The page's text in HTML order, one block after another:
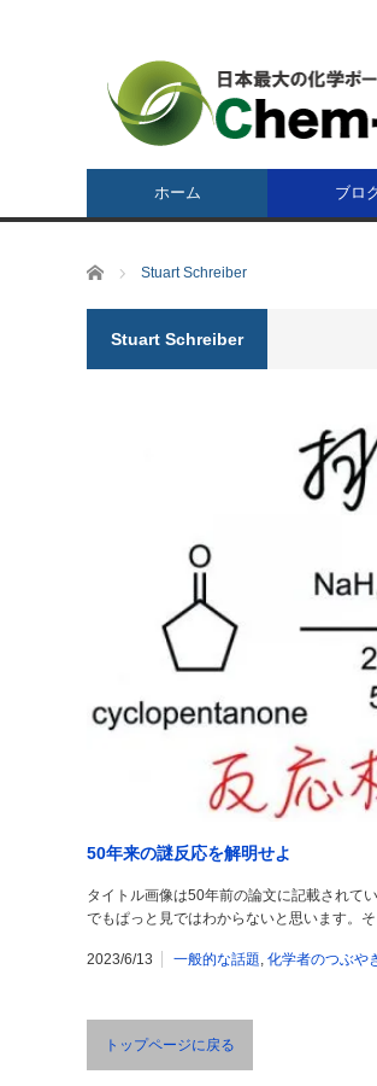
ホーム ブロ
ホーム Stuart Schreiber
Stuart Schreiber
50年来の謎反応を解明せよ
タイトル画像は50年前の論文に記載されて
でもぱっと見ではわからないと思います。
2023/6/13 一般的な話題, 化学者のつぶや
トップページに戻る